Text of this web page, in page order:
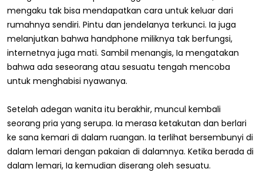
mengaku tak bisa mendapatkan cara untuk keluar dari
rumahnya sendiri. Pintu dan jendelanya terkunci. Ia juga
melanjutkan bahwa handphone miliknya tak berfungsi,
internetnya juga mati. Sambil menangis, Ia mengatakan
bahwa ada seseorang atau sesuatu tengah mencoba
untuk menghabisi nyawanya.
Setelah adegan wanita itu berakhir, muncul kembali
seorang pria yang serupa. Ia merasa ketakutan dan berlari
ke sana kemari di dalam ruangan. Ia terlihat bersembunyi di
dalam lemari dengan pakaian di dalamnya. Ketika berada di
dalam lemari, Ia kemudian diserang oleh sesuatu.